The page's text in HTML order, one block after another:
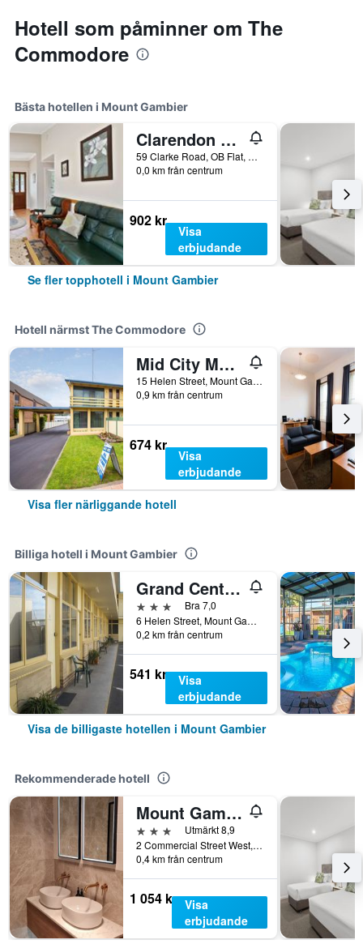
Hotell som påminner om The
Commodore
Bästa hotellen i Mount Gambier
Clarendon Chalets
59 Clarke Road, OB Flat, Mount Gambier, SA, Australien
0,0 km från centrum
902 kr
Visa
erbjudande
Se fler topphotell i Mount Gambier
Hotell närmst The Commodore
Mid City Motel Mount Gambier
15 Helen Street, Mount Gambier, SA, Australien
0,9 km från centrum
674 kr
Visa
erbjudande
Visa fler närliggande hotell
Billiga hotell i Mount Gambier
Grand Central Motel
3 stjärnorBra 7,0
6 Helen Street, Mount Gambier, SA, Australien
0,2 km från centrum
541 kr
Visa
erbjudande
Visa de billigaste hotellen i Mount Gambier
Rekommenderade hotell
Mount Gambier Hotel
3 stjärnorUtmärkt 8,9
2 Commercial Street West, Mount Gambier, SA, Australien
0,4 km från centrum
1 054 kr Visa
erbjudande